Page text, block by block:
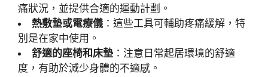
痛狀況，並提供合適的運動計劃。
熱敷墊或電療儀 ：這些工具可輔助疼痛緩解，特
別是在家中使用。
舒適的座椅和床墊 ：注意日常起居環境的舒適
度，有助於減少身體的不適感。